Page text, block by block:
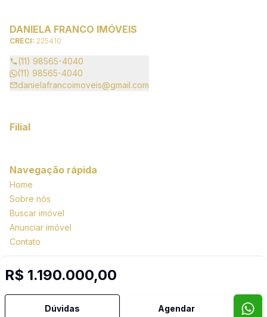
R$ 1.190.000,00
Dúvidas Agendar
DANIELA FRANCO IMÓVEIS
CRECI: 225410
(11) 98565-4040
(11) 98565-4040
danielafrancoimoveis@gmail.com
Filial
Navegação rápida
Home
Sobre nós
Buscar imóvel
Anunciar imóvel
Contato
Selo de Tecnologia Loft